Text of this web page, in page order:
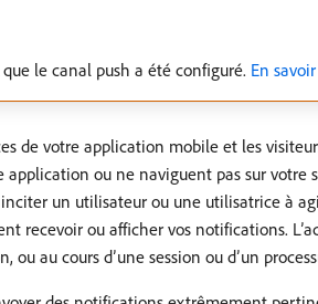
le canal push a été configuré. En
de votre application mobile et les
ou ne naviguent pas sur votre
un utilisateur ou une utilisatrice à
recevoir ou afficher vos notifications.
au cours dʼune session ou dʼun